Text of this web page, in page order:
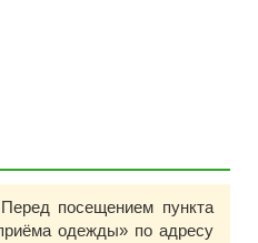
посещением пункта
одежды» по адресу